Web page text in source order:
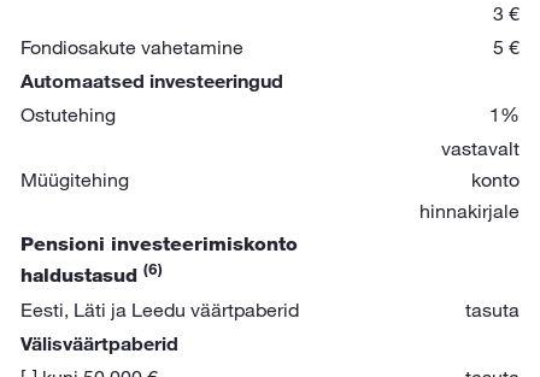
3 €
Fondiosakute vahetamine
5 €
Automaatsed investeeringud
Ostutehing
1%
Müügitehing
vastavalt
konto
hinnakirjale
Pensioni investeerimiskonto
haldustasud (6)
Eesti, Läti ja Leedu väärtpaberid
tasuta
Välisväärtpaberid